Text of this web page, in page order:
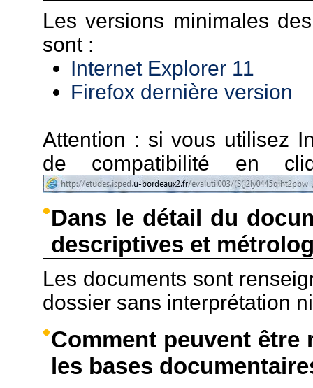
Les versions minimales
sont :
Internet Explorer 11
Firefox dernière version
Attention : si vous utilisez
de compatibilité en
Dans le détail du
descriptives et
Les documents sont
dossier sans interprétation
Comment peuvent
les bases